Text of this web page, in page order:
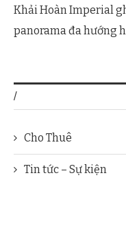
Khải Hoàn Imperial
panorama đa hướng
/
Cho Thuê
Tin tức – Sự kiện